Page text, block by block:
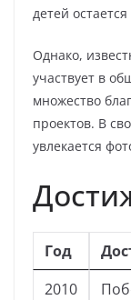
детей
Однако,
участвует в
множество
проектов. В
увлекается
Год
2010